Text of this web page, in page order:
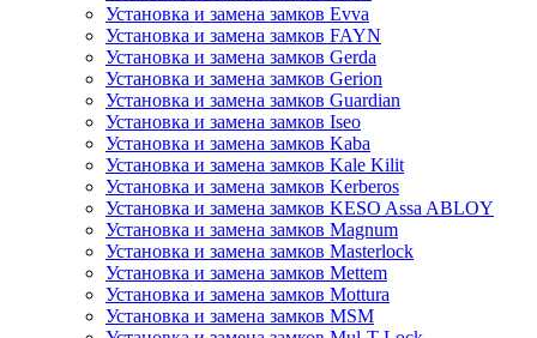
Установка и замена замков Evva
Установка и замена замков FAYN
Установка и замена замков Gerda
Установка и замена замков Gerion
Установка и замена замков Guardian
Установка и замена замков Iseo
Установка и замена замков Kaba
Установка и замена замков Kale Kilit
Установка и замена замков Kerberos
Установка и замена замков KESO Assa ABLOY
Установка и замена замков Magnum
Установка и замена замков Masterlock
Установка и замена замков Mettem
Установка и замена замков Mottura
Установка и замена замков MSM